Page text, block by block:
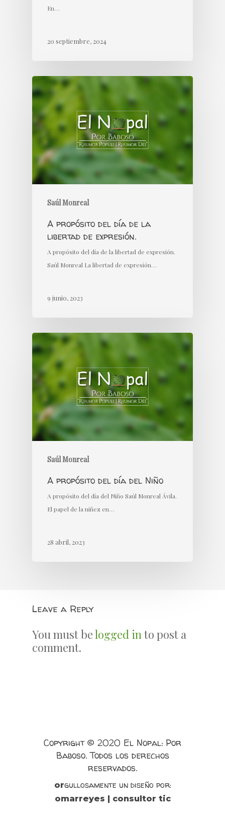
En…
20 septiembre, 2024
Saúl Monreal
A propósito del día de la
libertad de expresión.
A propósito del día de la libertad de expresión.
Saúl Monreal La libertad de expresión…
9 junio, 2023
Saúl Monreal
A propósito del día del Niño
A propósito del día del Niño Saúl Monreal Ávila.
El papel de la niñez en…
28 abril, 2023
Leave a Reply
You must belogged into post a
comment.
Copyright © 2020 El Nopal: Por
Baboso. Todos los derechos
reservados.
orgullosamente un diseño por:
omarreyes | consultor tic